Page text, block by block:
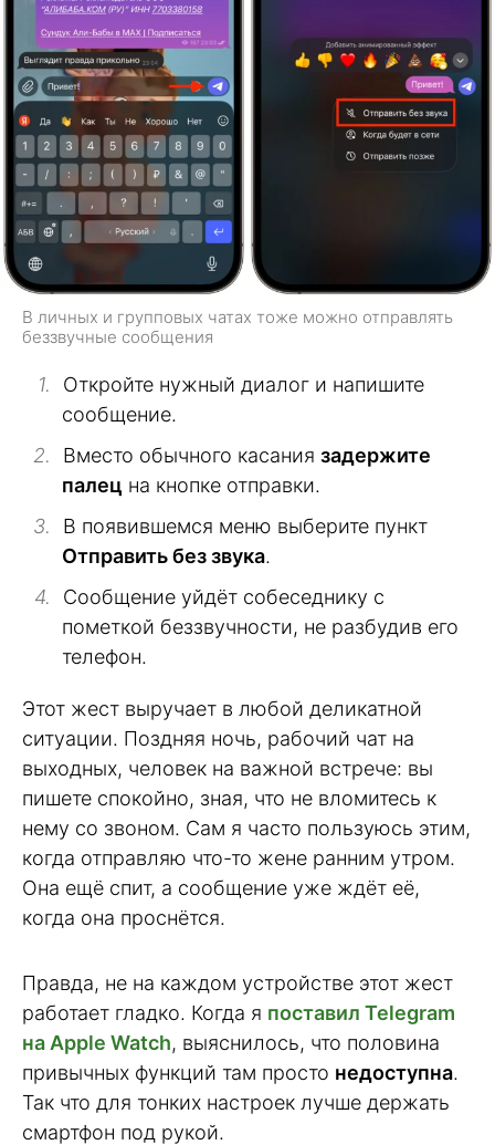
В личных и групповых чатах тоже можно отправлять
беззвучные сообщения
Откройте нужный диалог и напишите
сообщение.
Вместо обычного касания задержите
палец на кнопке отправки.
В появившемся меню выберите пункт
Отправить без звука.
Сообщение уйдёт собеседнику с
пометкой беззвучности, не разбудив его
телефон.
Этот жест выручает в любой деликатной
ситуации. Поздняя ночь, рабочий чат на
выходных, человек на важной встрече: вы
пишете спокойно, зная, что не вломитесь к
нему со звоном. Сам я часто пользуюсь этим,
когда отправляю что-то жене ранним утром.
Она ещё спит, а сообщение уже ждёт её,
когда она проснётся.
Правда, не на каждом устройстве этот жест
работает гладко. Когда я поставил Telegram
на Apple Watch, выяснилось, что половина
привычных функций там просто недоступна.
Так что для тонких настроек лучше держать
смартфон под рукой.